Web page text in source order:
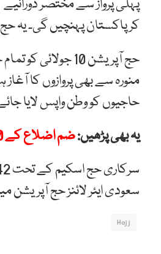
کر پاکستان پہنچیں گی۔ یہ حج
حج آپریشن 10
حاجیوں کو وطن واپس لایا
یہ بھی پڑھیں:ضم اضلاع کے 700 ارب پر صوبائی حکومت نے شب خون مارا، فیصل کریم کنڈی
سعودی ایئر لائنز حج
Hajj